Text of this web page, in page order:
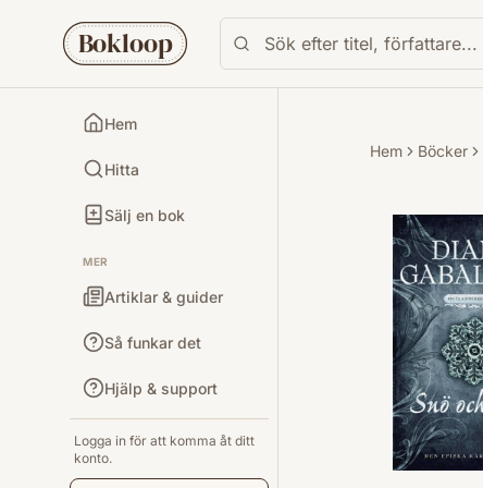
Bokloop
Hem
Hitta
Sälj en bok
MER
Artiklar & guider
Så funkar det
Hjälp & support
Logga in för att komma åt ditt
konto.
Hem Böcker